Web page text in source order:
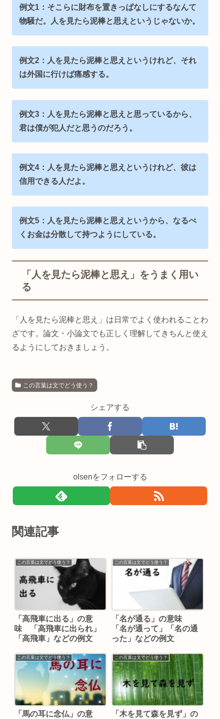
例文1：そこらに財布を置きっぱなしにするなんて
物騒だ。人を見たら泥棒と思えというじゃないか。
例文2：人を見たら泥棒と思えというけれど、それ
は外国に行けば痛感する。
例文3：人を見たら泥棒と思えと思っているから、
君は僕が犯人だと思うのだろう。
例文4：人を見たら泥棒と思えというけれど、彼は
信用できる人だよ。
例文5：人を見たら泥棒と思えというから、なるべ
くお金は分散して持つようにしている。
「人を見たら泥棒と思え」をうまく用い
る
「人を見たら泥棒と思え」は日常でよく使われることわ
ざです。論文・小論文でも正しく理解してきちんと使え
るようにしておきましょう。
この言葉は文でどう使う？
シェアする
olsenをフォローする
関連記事
この言葉は文でどう使う？
「高飛車に出る」の意
味 「高飛車に出られ」
「高飛車」などの例文
この言葉は文でどう使う？
「名が通る」の意味
「名が通って」「名の通
った」などの例文
この言葉は文でどう使う？
「馬の耳に念仏」の意
この言葉は文でどう使う？
「木を見て森を見ず」の